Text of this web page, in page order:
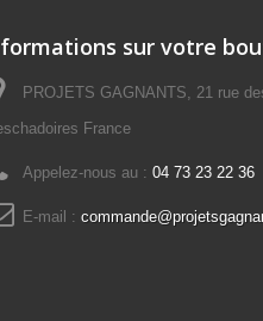
sur votre
PROJETS GAGNANTS, 21 rue
France
Appelez-nous au : 04 73 23 22 36
E-mail :